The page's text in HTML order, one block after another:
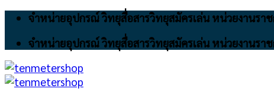
Skip
content
จำหน่ายอุปกรณ์ วิทยุสื่อสารวิทยุสมัครเล่น หน่วยงานรา
จำหน่ายอุปกรณ์ วิทยุสื่อสารวิทยุสมัครเล่น หน่วยงานรา